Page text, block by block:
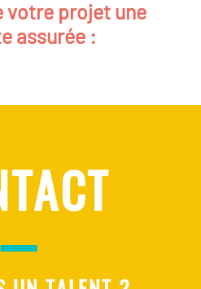
votre projet une
assurée :